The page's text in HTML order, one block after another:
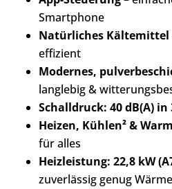
Smartphone
Natürliches Kältemittel
effizient
Modernes,
langlebig &
Schalldruck: 40 dB(A) in
Heizen, Kühlen² &
für alles
Heizleistung: 22,8 kW
zuverlässig genug